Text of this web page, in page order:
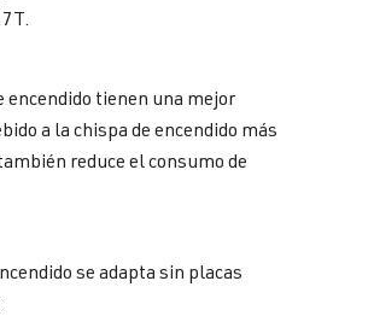
encendido tienen una mejor
a la chispa de encendido más
reduce el consumo de
se adapta sin placas